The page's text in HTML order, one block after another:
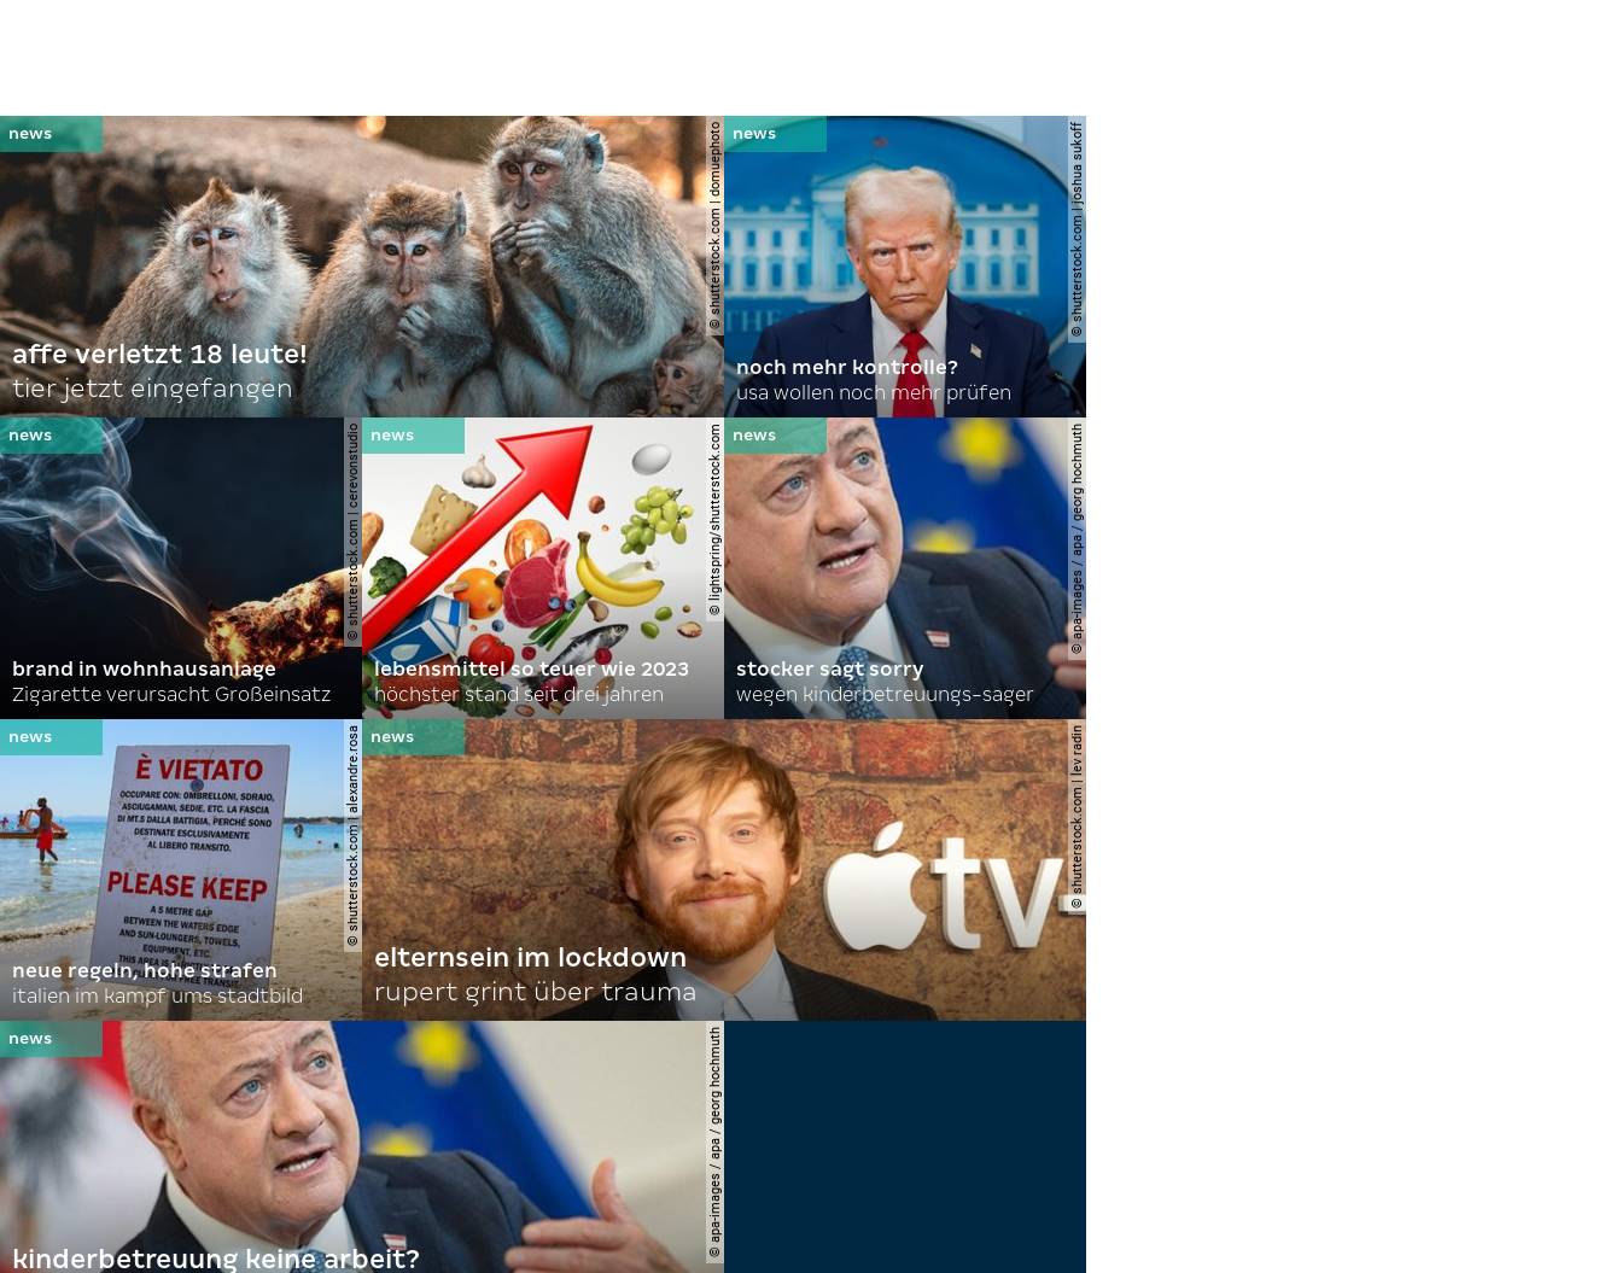
© shutterstock.com | domuephoto
affe verletzt 18 leute!
tier jetzt eingefangen
© shutterstock.com | joshua sukoff
noch mehr kontrolle?
usa wollen noch mehr prüfen
© shutterstock.com | cerevonstudio
brand in wohnhausanlage
Zigarette verursacht Großeinsatz
© lightspring/shutterstock.com
lebensmittel so teuer wie 2023
höchster stand seit drei jahren
© apa-images / apa / georg hochmuth
stocker sagt sorry
wegen kinderbetreuungs-sager
© shutterstock.com | alexandre.rosa
neue regeln, hohe strafen
italien im kampf ums stadtbild
© shutterstock.com | lev radin
elternsein im lockdown
rupert grint über trauma
© apa-images / apa / georg hochmuth
kinderbetreuung keine arbeit?